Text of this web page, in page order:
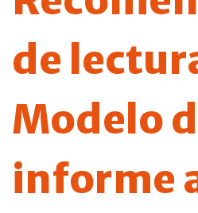
de
Modelo
informe